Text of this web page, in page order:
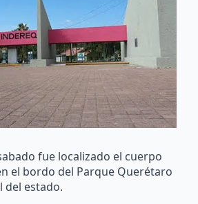
fue localizado el cuerpo
el bordo del Parque Querétaro
del estado.